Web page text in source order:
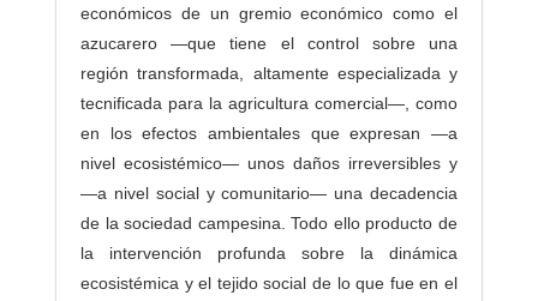
económicos de un gremio económico como el
azucarero —que tiene el control sobre una
región transformada, altamente especializada y
tecnificada para la agricultura comercial—, como
en los efectos ambientales que expresan —a
nivel ecosistémico— unos daños irreversibles y
—a nivel social y comunitario— una decadencia
de la sociedad campesina. Todo ello producto de
la intervención profunda sobre la dinámica
ecosistémica y el tejido social de lo que fue en el